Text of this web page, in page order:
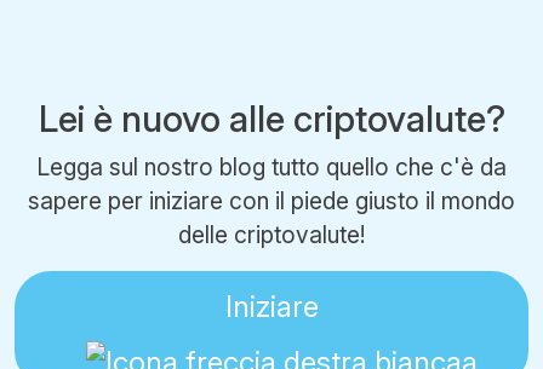
Lei è nuovo alle criptovalute?
Legga sul nostro blog tutto quello che c'è da
sapere per iniziare con il piede giusto il mondo
delle criptovalute!
Iniziare